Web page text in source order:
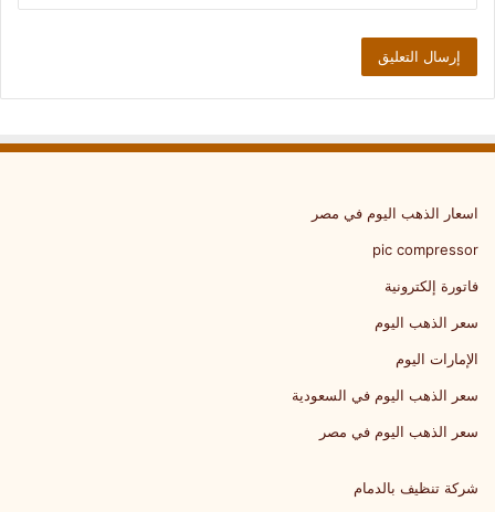
اسعار الذهب اليوم في مصر
pic compressor
فاتورة إلكترونية
سعر الذهب اليوم
الإمارات اليوم
سعر الذهب اليوم في السعودية
سعر الذهب اليوم في مصر
شركة تنظيف بالدمام